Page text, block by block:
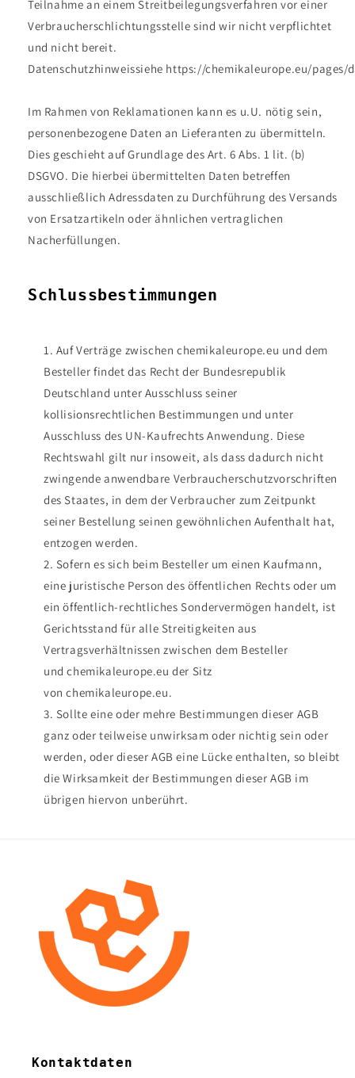
Teilnahme an einem Streitbeilegungsverfahren vor einer
Verbraucherschlichtungsstelle sind wir nicht verpflichtet
und nicht bereit.
Datenschutzhinweissiehe https://chemikaleurope.eu/pages/
Im Rahmen von Reklamationen kann es u.U. nötig sein,
personenbezogene Daten an Lieferanten zu übermitteln.
Dies geschieht auf Grundlage des Art. 6 Abs. 1 lit. (b)
DSGVO. Die hierbei übermittelten Daten betreffen
ausschließlich Adressdaten zu Durchführung des Versands
von Ersatzartikeln oder ähnlichen vertraglichen
Nacherfüllungen.
Schlussbestimmungen
Auf Verträge zwischen chemikaleurope.eu und dem
Besteller findet das Recht der Bundesrepublik
Deutschland unter Ausschluss seiner
kollisionsrechtlichen Bestimmungen und unter
Ausschluss des UN-Kaufrechts Anwendung. Diese
Rechtswahl gilt nur insoweit, als dass dadurch nicht
zwingende anwendbare Verbraucherschutzvorschriften
des Staates, in dem der Verbraucher zum Zeitpunkt
seiner Bestellung seinen gewöhnlichen Aufenthalt hat,
entzogen werden.
Sofern es sich beim Besteller um einen Kaufmann,
eine juristische Person des öffentlichen Rechts oder um
ein öffentlich-rechtliches Sondervermögen handelt, ist
Gerichtsstand für alle Streitigkeiten aus
Vertragsverhältnissen zwischen dem Besteller
und chemikaleurope.eu der Sitz
vonchemikaleurope.eu.
Sollte eine oder mehre Bestimmungen dieser AGB
ganz oder teilweise unwirksam oder nichtig sein oder
werden, oder dieser AGB eine Lücke enthalten, so bleibt
die Wirksamkeit der Bestimmungen dieser AGB im
übrigen hiervon unberührt.
Kontaktdaten